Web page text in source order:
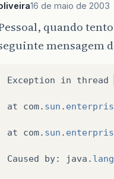
16 de maio de 2003
quando
mensagem
Exception in thread
at com. sun .
at com. sun .
Caused by: java . lang